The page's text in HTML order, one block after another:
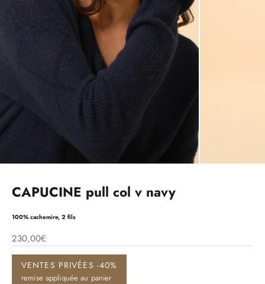
CAPUCINE pull col v navy
100% cachemire, 2 fils
230,00€
VENTES PRIVÉES -40%
remise appliquée au panier